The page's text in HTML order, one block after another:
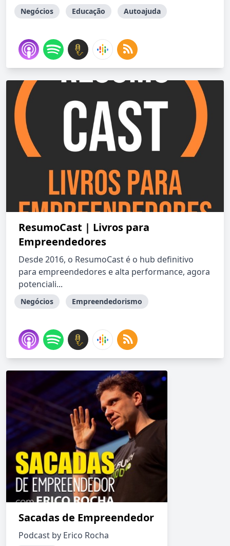
Negócios Educação Autoajuda
ResumoCast | Livros para
Empreendedores
Desde 2016, o ResumoCast é o hub definitivo
para empreendedores e alta performance, agora
potenciali...
Negócios Empreendedorismo
Sacadas de Empreendedor
Podcast by Erico Rocha